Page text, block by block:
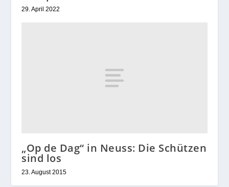
29. April 2022
„Op de Dag“ in Neuss: Die Schützen
sind los
23. August 2015